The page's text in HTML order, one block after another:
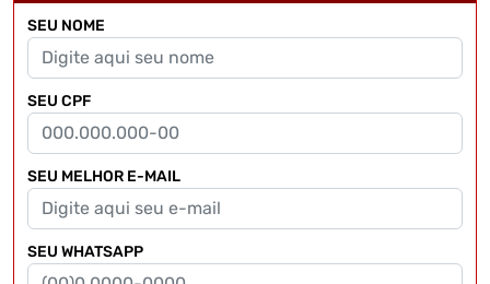
SEU NOME
SEU CPF
SEU MELHOR E-MAIL
SEU WHATSAPP